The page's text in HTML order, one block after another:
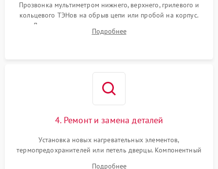
Прозвонка мультиметром нижнего, верхнего, грилевого и
кольцевого ТЭНов на обрыв цепи или пробой на корпус.
Диагностика термостата, датчиков температуры,
переключателя режимов и мотора конвекции.
Подробнее
4. Ремонт и замена деталей
Установка новых нагревательных элементов,
термопредохранителей или петель дверцы. Компонентный
Подробнее